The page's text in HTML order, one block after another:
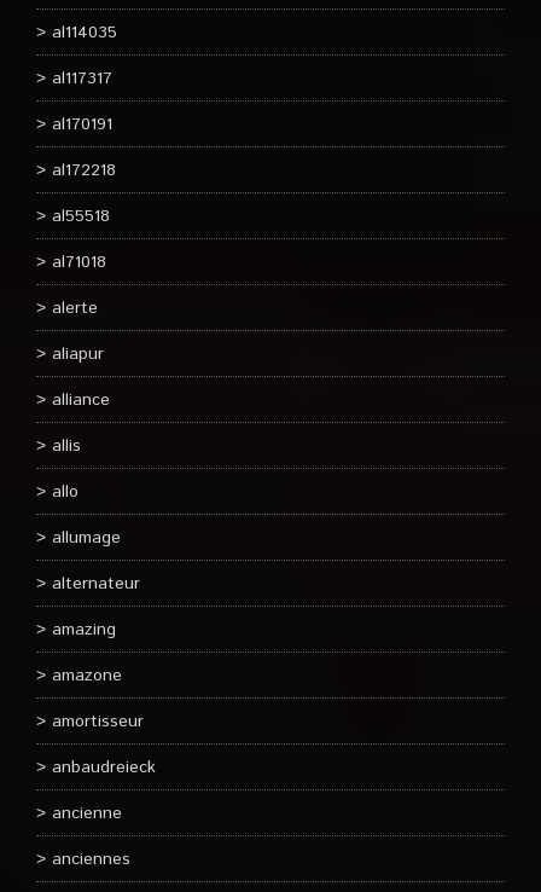
al114035
al117317
al170191
al172218
al55518
al71018
alerte
aliapur
alliance
allis
allo
allumage
alternateur
amazing
amazone
amortisseur
anbaudreieck
ancienne
anciennes